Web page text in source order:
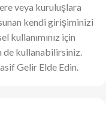
veya kuruluşlara
kendi girişiminizi
kullanımınız için
kullanabilirsiniz.
Gelir Elde Edin.